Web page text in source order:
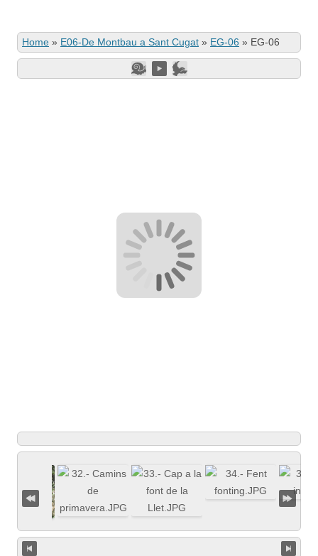
Home » E06-De Montbau a Sant Cugat » EG-06 » EG-06